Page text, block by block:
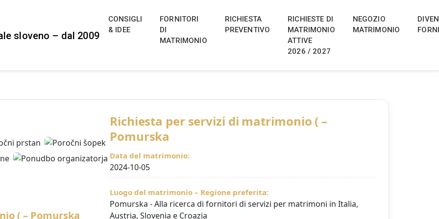
di matrimoni locali e destination wedding in Slovenia, Austria, Italia, Croazia e Ungheria. Scopri
forum dedicato al matrimonio. 2026–2028
CONSIGLI
& IDEE
FORNITORI
DI
MATRIMONIO
RICHIESTA
PREVENTIVO
RICHIESTE DI
MATRIMONIO
ATTIVE
2026 / 2027
NEGOZIO
MATRIMONIO
( – Pomurska
Richiesta per servizi di matrimonio ( –
Pomurska
Data del matrimonio:
2024-10-05
Luogo del matrimonio – Regione preferita:
Pomurska - Alla ricerca di fornitori di servizi per matrimoni in Italia,
Austria, Slovenia e Croazia